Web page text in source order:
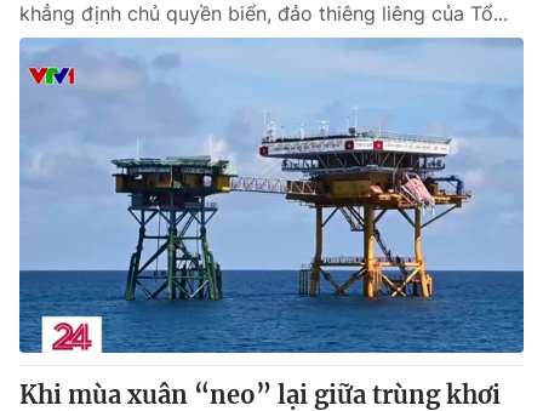
khẳng định chủ quyền biển, đảo thiêng liêng của Tổ...
Khi mùa xuân “neo” lại giữa trùng khơi